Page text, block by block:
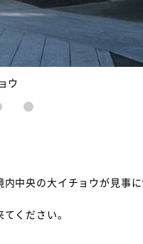
ウ
中央の大イチョウが見事に
ください。